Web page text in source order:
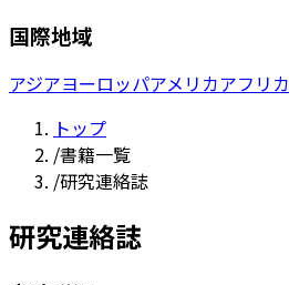
国際地域
アジアヨーロッパアメリカアフリカ
トップ
/書籍一覧
/研究連絡誌
研究連絡誌